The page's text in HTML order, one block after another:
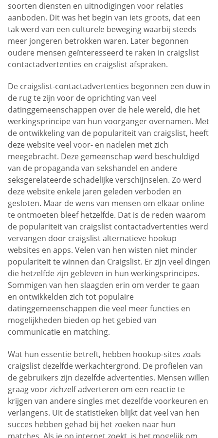
soorten diensten en uitnodigingen voor relaties
aanboden. Dit was het begin van iets groots, dat een
tak werd van een culturele beweging waarbij steeds
meer jongeren betrokken waren. Later begonnen
oudere mensen geïnteresseerd te raken in craigslist
contactadvertenties en craigslist afspraken.
De craigslist-contactadvertenties begonnen een duw in
de rug te zijn voor de oprichting van veel
datinggemeenschappen over de hele wereld, die het
werkingsprincipe van hun voorganger overnamen. Met
de ontwikkeling van de populariteit van craigslist, heeft
deze website veel voor- en nadelen met zich
meegebracht. Deze gemeenschap werd beschuldigd
van de propaganda van sekshandel en andere
seksgerelateerde schadelijke verschijnselen. Zo werd
deze website enkele jaren geleden verboden en
gesloten. Maar de wens van mensen om elkaar online
te ontmoeten bleef hetzelfde. Dat is de reden waarom
de populariteit van craigslist contactadvertenties werd
vervangen door craigslist alternatieve hookup
websites en apps. Velen van hen wisten niet minder
populariteit te winnen dan Craigslist. Er zijn veel dingen
die hetzelfde zijn gebleven in hun werkingsprincipes.
Sommigen van hen slaagden erin om verder te gaan
en ontwikkelden zich tot populaire
datinggemeenschappen die veel meer functies en
mogelijkheden bieden op het gebied van
communicatie en matching.
Wat hun essentie betreft, hebben hookup-sites zoals
craigslist dezelfde werkachtergrond. De profielen van
de gebruikers zijn dezelfde advertenties. Mensen willen
graag voor zichzelf adverteren om een reactie te
krijgen van andere singles met dezelfde voorkeuren en
verlangens. Uit de statistieken blijkt dat veel van hen
succes hebben gehad bij het zoeken naar hun